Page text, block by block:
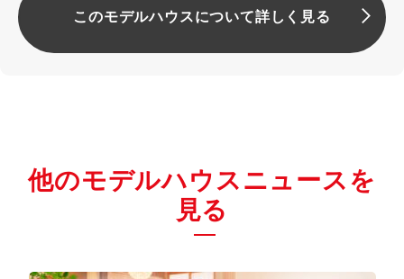
このモデルハウスについて詳しく見る
他のモデルハウスニュースを
見る